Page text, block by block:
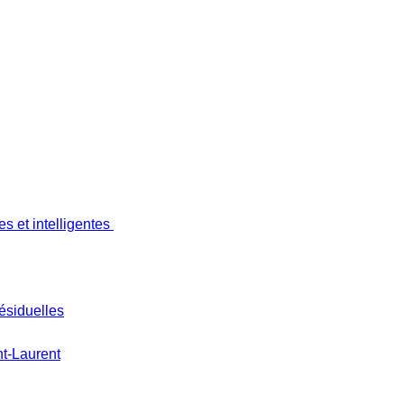
et intelligentes
Laurent